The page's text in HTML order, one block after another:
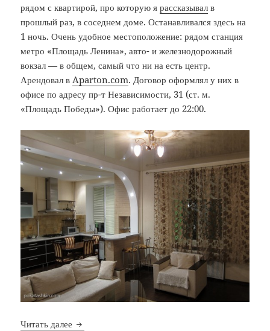
рядом с квартирой, про которую ярассказывал в
прошлый раз, в соседнем доме. Останавливался здесь на
1 ночь. Очень удобное местоположение: рядом станция
метро «Площадь Ленина», авто- и железнодорожный
вокзал — в общем, самый что ни на есть центр.
Арендовал вAparton.com. Договор оформлял у них в
офисе по адресу пр-т Независимости, 31 (ст. м.
«Площадь Победы»). Офис работает до 22:00.
Читать далее Bon Voyage: №2: 2-комнатная квартира, ул.